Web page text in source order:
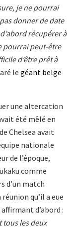
je ne pourrai
donner de date
récupérer à
pourrai peut-être
d’être prêt à
legéant belge
une altercation
été mêlé en
Chelsea avait
nationale
de l’époque,
comme
d’un match
qu’il a eue
d’abord :
tous les deux